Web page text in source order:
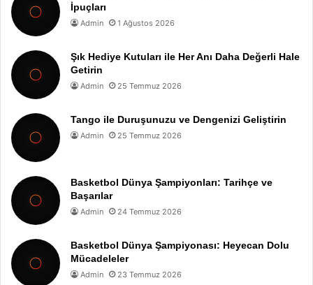
İpuçları
Admin 1 Ağustos 2026
Şık Hediye Kutuları ile Her Anı Daha Değerli Hale
Getirin
Admin 25 Temmuz 2026
Tango ile Duruşunuzu ve Dengenizi Geliştirin
Admin 25 Temmuz 2026
Basketbol Dünya Şampiyonları: Tarihçe ve
Başarılar
Admin 24 Temmuz 2026
Basketbol Dünya Şampiyonası: Heyecan Dolu
Mücadeleler
Admin 23 Temmuz 2026